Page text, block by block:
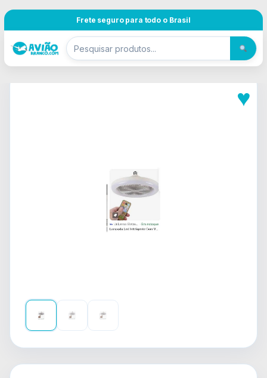
Frete seguro para todo o Brasil
♥